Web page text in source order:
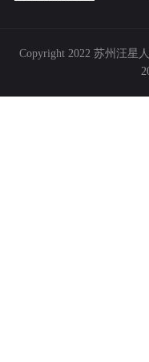
Copyright 2022 苏州汪星